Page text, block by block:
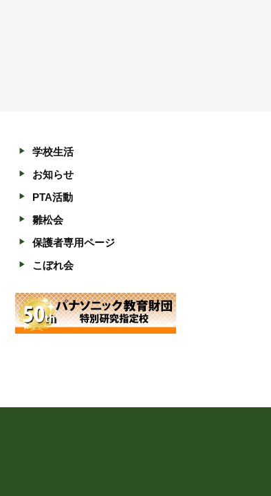
学校生活
お知らせ
PTA活動
雛松会
保護者専用ページ
こぼれ会